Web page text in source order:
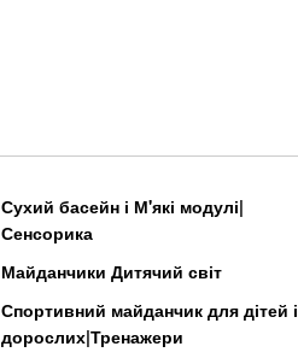
Сухий басейн і М'які модулі|
Сенсорика
Майданчики Дитячий світ
Спортивний майданчик для дітей і
дорослих|Тренажери